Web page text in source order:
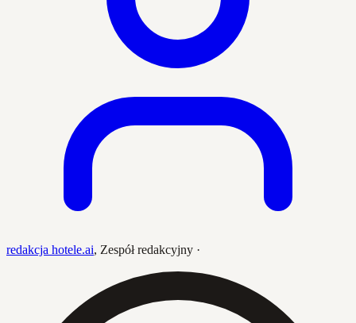
redakcja hotele.ai, Zespół redakcyjny ·